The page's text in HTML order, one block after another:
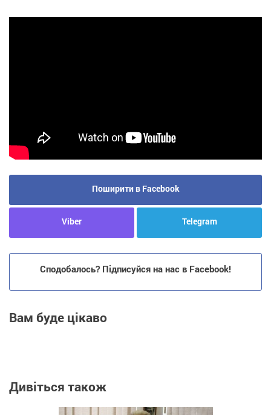
Поширити в Facebook
Viber Telegram
Сподобалось? Підписуйся на нас в Facebook!
Вам буде цікаво
Дивіться також